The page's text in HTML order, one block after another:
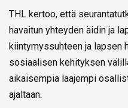
THL kertoo, että
havaitun yhteyden äidin ja
kiintymyssuhteen ja lapsen
sosiaalisen kehityksen
aikaisempia laajempi
ajaltaan.